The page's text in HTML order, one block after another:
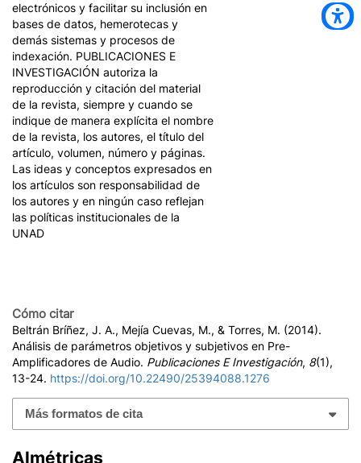
electrónicos y facilitar su inclusión en
bases de datos, hemerotecas y
demás sistemas y procesos de
indexación. PUBLICACIONES E
INVESTIGACIÓN autoriza la
reproducción y citación del material
de la revista, siempre y cuando se
indique de manera explícita el nombre
de la revista, los autores, el título del
artículo, volumen, número y páginas.
Las ideas y conceptos expresados en
los artículos son responsabilidad de
los autores y en ningún caso reflejan
las políticas institucionales de la
UNAD
Cómo citar
Beltrán Bríñez, J. A., Mejía Cuevas, M., & Torres, M. (2014).
Análisis de parámetros objetivos y subjetivos en Pre-
Amplificadores de Audio. Publicaciones E Investigación, 8(1),
13-24. https://doi.org/10.22490/25394088.1276
Más formatos de cita
Almétricas